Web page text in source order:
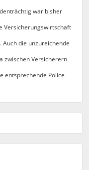
war bisher
Versicherungswirtschaft
Auch die unzureichende
zwischen Versicherern
entsprechende Police